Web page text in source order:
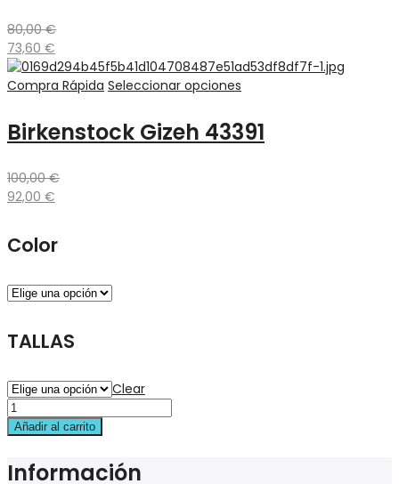
80,00€
73,60 €
Compra Rápida Seleccionar opciones
Birkenstock Gizeh 43391
100,00€
92,00 €
Color
TALLAS
Clear
Añadir al carrito
Información